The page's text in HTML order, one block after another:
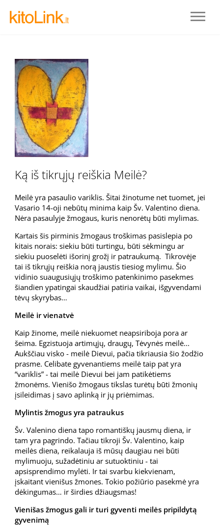
Prisijungti
Ką iš tikrųjų reiškia Meilė?
Meilė yra pasaulio variklis. Šitai žinotume net tuomet, jei
Vasario 14-oji nebūtų minima kaip Šv. Valentino diena.
Nėra pasaulyje žmogaus, kuris nenorėtų būti mylimas.
Kartais šis pirminis žmogaus troškimas pasislepia po
kitais norais: siekiu būti turtingu, būti sėkmingu ar
siekiu puoselėti išorinį grožį ir patraukumą. Tikrovėje
tai iš tikrųjų reiškia norą jaustis tiesiog mylimu. Šio
vidinio suaugusiųjų troškimo patenkinimo pasekmes
šiandien ypatingai skaudžiai patiria vaikai, išgyvendami
tėvų skyrybas…
Meilė ir vienatvė
Kaip žinome, meilė niekuomet neapsiriboja pora ar
šeima. Egzistuoja artimųjų, draugų, Tėvynės meilė...
Aukščiau visko - meilė Dievui, pačia tikriausia šio žodžio
prasme. Celibate gyvenantiems meilė taip pat yra
“variklis” - tai meilė Dievui bei jam patikėtiems
žmonėms. Vienišo žmogaus tikslas turėtų būti žmonių
įsileidimas į savo aplinką ir jų priėmimas.
Mylintis žmogus yra patraukus
Šv. Valenino diena tapo romantiškų jausmų diena, ir
tam yra pagrindo. Tačiau tikroji Šv. Valentino, kaip
meilės diena, reikalauja iš mūsų daugiau nei būti
mylimuoju, sužadėtiniu ar sutuoktiniu - tai
apsisprendimo mylėti. Ir tai svarbu kiekvienam,
įskaitant vienišus žmones. Tokio požiūrio pasekmė yra
dėkingumas… ir širdies džiaugsmas!
Vienišas žmogus gali ir turi gyventi meilės pripildytą
gyvenimą